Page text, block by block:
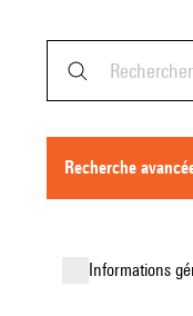
recherche
informations